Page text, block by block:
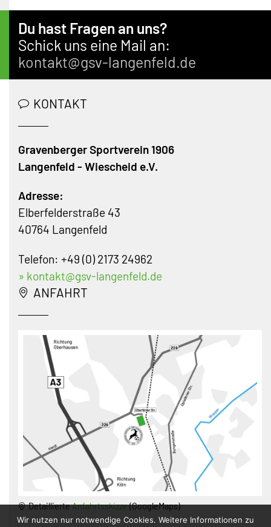
Du hast Fragen an uns?
Schick uns eine Mail an:
kontakt@gsv-langenfeld.de
KONTAKT
Gravenberger Sportverein 1906
Langenfeld - Wiescheid e.V.
Adresse:
Elberfelderstraße 43
40764 Langenfeld
Telefon: +49 (0) 2173 24962
» kontakt@gsv-langenfeld.de
ANFAHRT
DetaillierteAnfahrtsskizze(GoogleMaps)
Wir nutzen nur notwendige Cookies. Weitere Informationen zu